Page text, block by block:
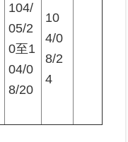
104/
05/2
0至1
04/0
8/20
10
4/0
8/2
4